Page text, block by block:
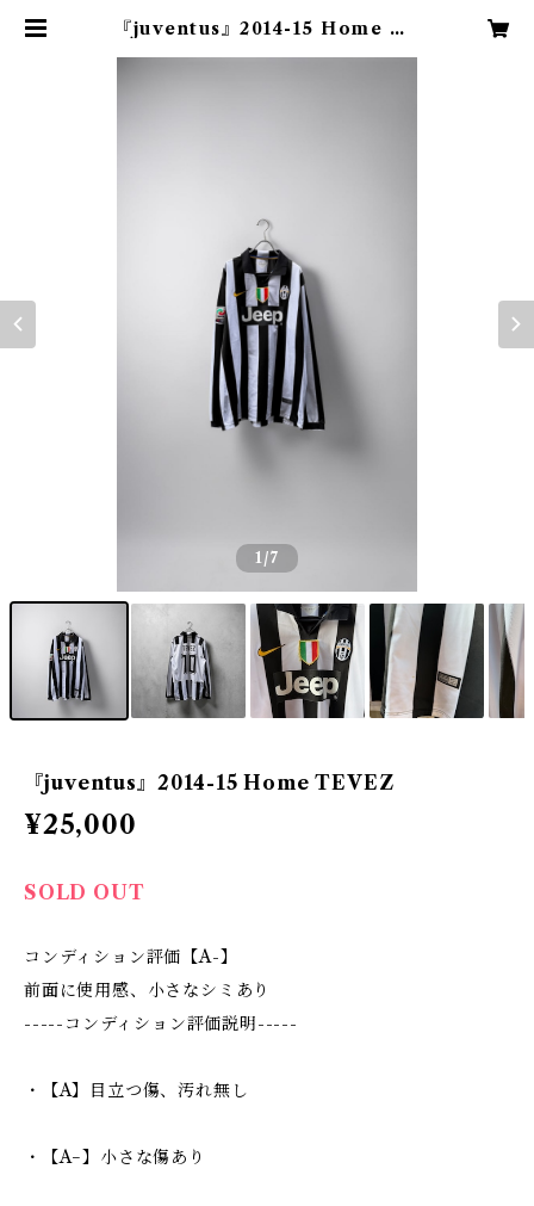
『juventus』2014-15 Home TE
1/7
『juventus』2014-15 Home TEVEZ
¥25,000
SOLD OUT
コンディション評価【A-】
前面に使用感、小さなシミあり
-----コンディション評価説明-----
・【A】目立つ傷、汚れ無し
・【A−】小さな傷あり